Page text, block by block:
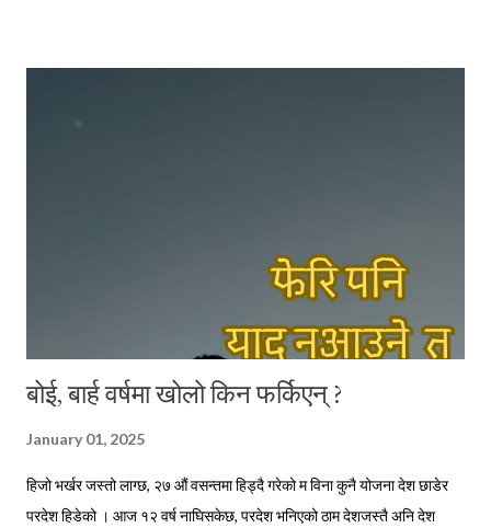
रहेछन् । आफूलाई भेट्न निम्ता दिएको साथीसँग भेट नभएपछि कामको खोजीमा
बोई, बार्ह वर्षमा खोलो किन फर्किएन् ?
January 01, 2025
हिजो भर्खर जस्तो लाग्छ, २७ औं वसन्तमा हिड्दै गरेको म विना कुनै योजना देश छाडेर
परदेश हिडेको । आज १२ वर्ष नाघिसकेछ, परदेश भनिएको ठाम देशजस्तै अनि देश